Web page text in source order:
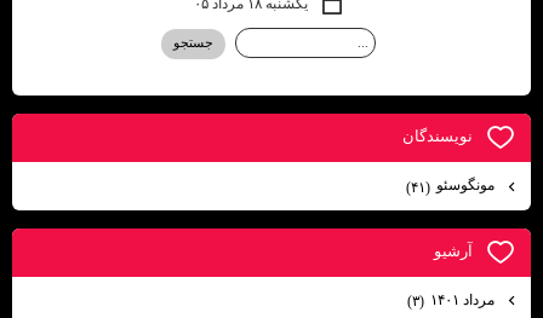
نويسندگان
مونگوسئو (۴۱)
آرشيو
مرداد ۱۴۰۱
(۳)